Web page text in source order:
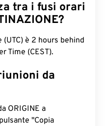
tra i fusi orari
è 2 hours behind
Time (CEST).
da
ORIGINE a
"Copia